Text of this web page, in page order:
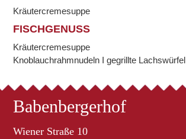
Kräutercremesuppe
FISCHGENUSS
Kräutercremesuppe
Knoblauchrahmnudeln I gegrillte Lachswürfel
Babenbergerhof
Wiener Straße 10